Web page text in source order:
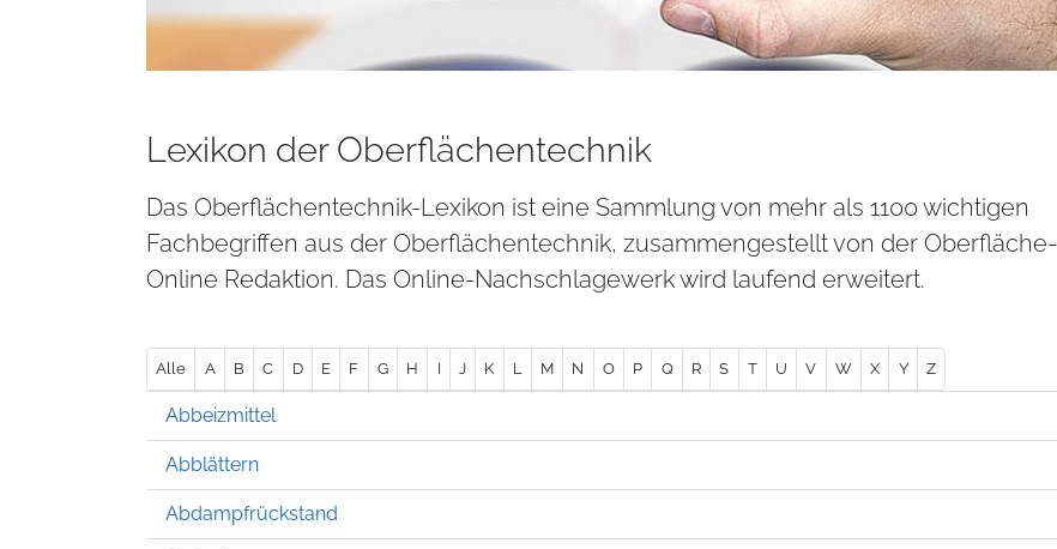
Lexikon der Oberflächentechnik
Das Oberflächentechnik-Lexikon ist eine Sammlung von mehr als 1100 wichtigen
Fachbegriffen aus der Oberflächentechnik, zusammengestellt von der Oberfläche-
Online Redaktion. Das Online-Nachschlagewerk wird laufend erweitert.
Alle A B C D E F G H I J K L M N O P Q R S T U V W X Y Z
Abbeizmittel
Abblättern
Abdampfrückstand